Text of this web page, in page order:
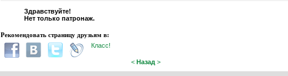
Здравствуйте!
Нет только патронаж.
Рекомендовать страницу друзьям в:
Класс!
< Назад >